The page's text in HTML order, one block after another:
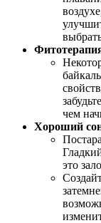
чем
Хороший
это